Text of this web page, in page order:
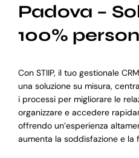
Padova –
100%
Con STIIP, il tuo gestionale
una soluzione su misura,
i processi per migliorare le
organizzare e accedere
offrendo un’esperienza
aumenta la soddisfazione e la